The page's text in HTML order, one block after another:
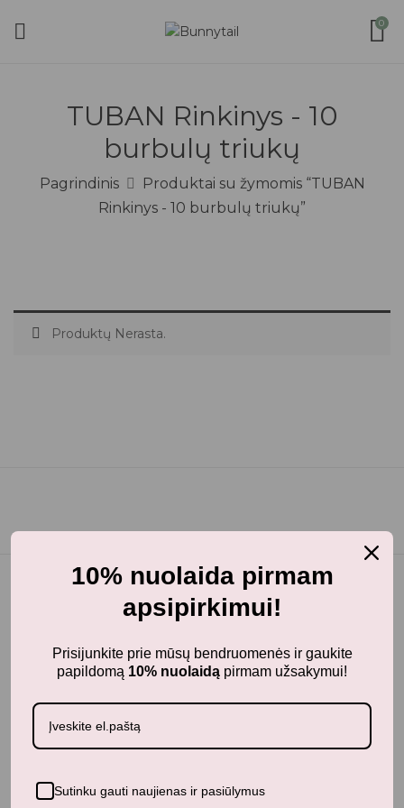
0
TUBAN Rinkinys - 10
burbulų triukų
Pagrindinis
Produktai su žymomis “TUBAN
Rinkinys - 10 burbulų triukų”
Produktų Nerasta.
kokybiškus ir stilingus daiktus savo vaikams!
Parduotuvė
Aksesuarai
Apranga
Pažaiskime
10% nuolaida pirmam
apsipirkimui!
Prisijunkite prie mūsų bendruomenės ir gaukite
papildomą 10% nuolaidą pirmam užsakymui!
Sutinku gauti naujienas ir pasiūlymus